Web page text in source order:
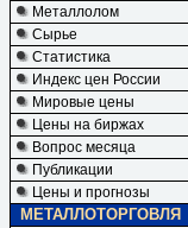
Металлолом
Сырье
Статистика
Индекс цен России
Мировые цены
Цены на биржах
Вопрос месяца
Публикации
Цены и прогнозы
МЕТАЛЛОТОРГОВЛЯ